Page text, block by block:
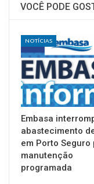
VOCÊ PODE
NOTÍCIAS
Embasa
abastecimento
em Porto Seguro
manutenção
programada